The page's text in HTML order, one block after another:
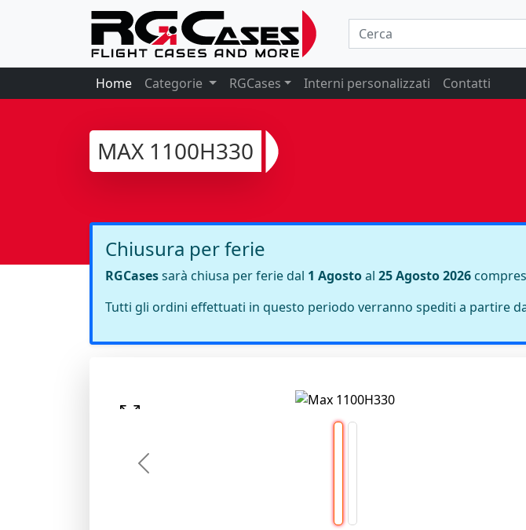
Home Categorie RGCases Interni personalizzati Contatti
MAX 1100H330
Chiusura per ferie
RGCasessarà chiusa per ferie dal 1 Agostoal 25 Agosto 2026
Tutti gli ordini effettuati in questo periodo verranno spediti a partire
Previous